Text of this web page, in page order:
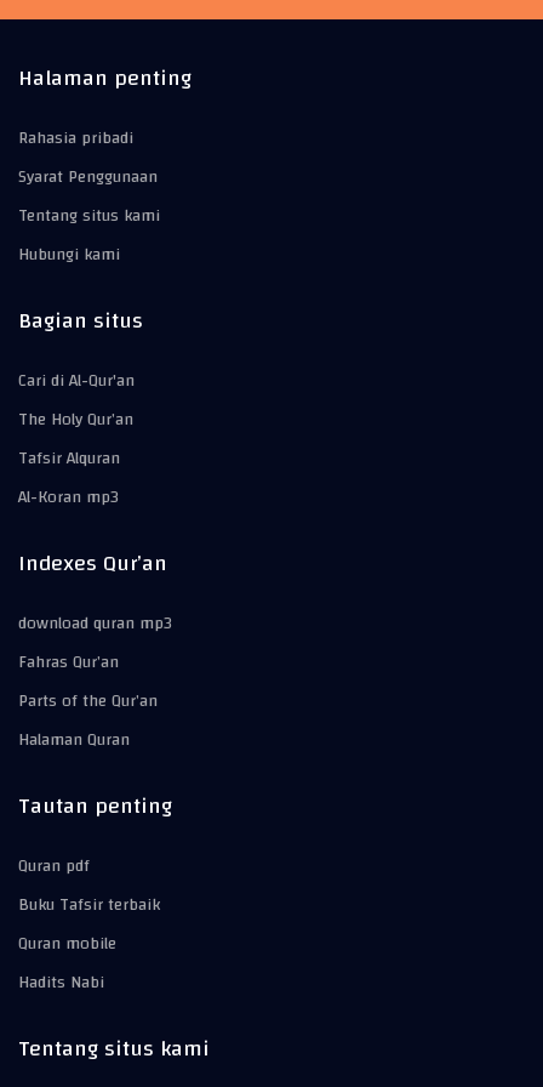
Halaman penting
Rahasia pribadi
Syarat Penggunaan
Tentang situs kami
Hubungi kami
Bagian situs
Cari di Al-Qur'an
The Holy Qur’an
Tafsir Alquran
Al-Koran mp3
Indexes Qur’an
download quran mp3
Fahras Qur’an
Parts of the Qur’an
Halaman Quran
Tautan penting
Quran pdf
Buku Tafsir terbaik
Quran mobile
Hadits Nabi
Tentang situs kami